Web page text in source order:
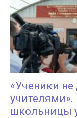
«Ученики
школьницы